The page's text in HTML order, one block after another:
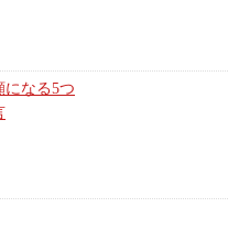
になる5つ